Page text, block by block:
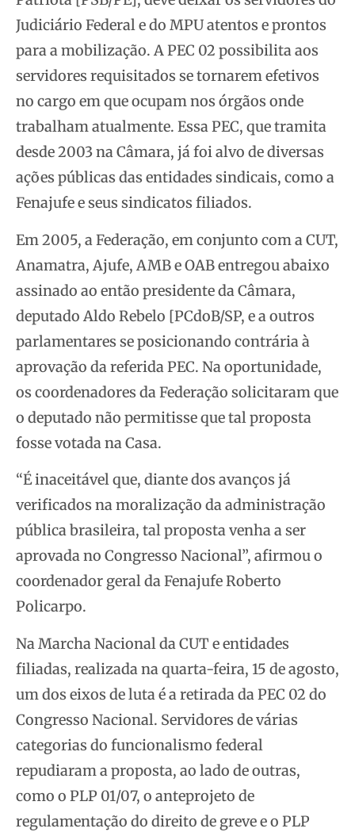
Judiciário Federal e do MPU atentos e prontos
para a mobilização. A PEC 02 possibilita aos
servidores requisitados se tornarem efetivos
no cargo em que ocupam nos órgãos onde
trabalham atualmente. Essa PEC, que tramita
desde 2003 na Câmara, já foi alvo de diversas
ações públicas das entidades sindicais, como a
Fenajufe e seus sindicatos filiados.
Em 2005, a Federação, em conjunto com a CUT,
Anamatra, Ajufe, AMB e OAB entregou abaixo
assinado ao então presidente da Câmara,
deputado Aldo Rebelo [PCdoB/SP, e a outros
parlamentares se posicionando contrária à
aprovação da referida PEC. Na oportunidade,
os coordenadores da Federação solicitaram que
o deputado não permitisse que tal proposta
fosse votada na Casa.
“É inaceitável que, diante dos avanços já
verificados na moralização da administração
pública brasileira, tal proposta venha a ser
aprovada no Congresso Nacional”, afirmou o
coordenador geral da Fenajufe Roberto
Policarpo.
Na Marcha Nacional da CUT e entidades
filiadas, realizada na quarta-feira, 15 de agosto,
um dos eixos de luta é a retirada da PEC 02 do
Congresso Nacional. Servidores de várias
categorias do funcionalismo federal
repudiaram a proposta, ao lado de outras,
como o PLP 01/07, o anteprojeto de
regulamentação do direito de greve e o PLP